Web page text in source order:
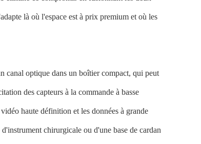
là où l'espace est à prix premium et où les
canal optique dans un boîtier compact, qui peut
des capteurs à la commande à basse
haute définition et les données à grande
chirurgicale ou d'une base de cardan